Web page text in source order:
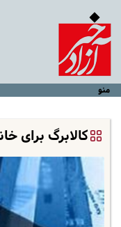
منو
کالابرگ برای